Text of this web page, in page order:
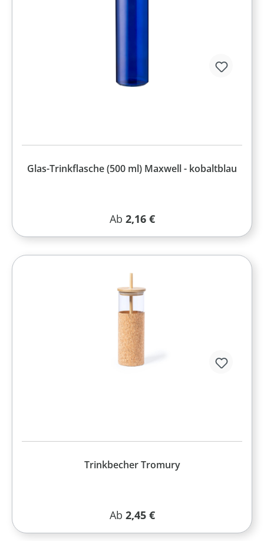
Glas-Trinkflasche (500 ml) Maxwell - kobaltblau
Regulärer Preis:
Ab 2,16 €
Trinkbecher Tromury
Regulärer Preis:
Ab 2,45 €